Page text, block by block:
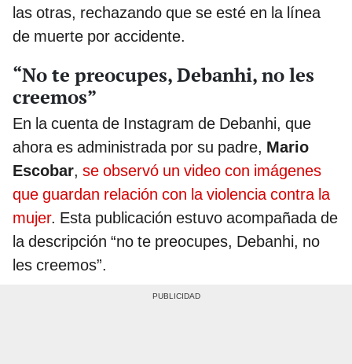
las otras, rechazando que se esté en la línea
de muerte por accidente.
“No te preocupes, Debanhi, no les
creemos”
En la cuenta de Instagram de Debanhi, que
ahora es administrada por su padre, Mario
Escobar, se observó un video con imágenes
que guardan relación con la violencia contra la
mujer. Esta publicación estuvo acompañada de
la descripción “no te preocupes, Debanhi, no
les creemos”.